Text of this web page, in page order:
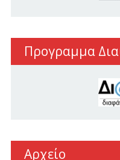
Προγραμμα
Αρχείο